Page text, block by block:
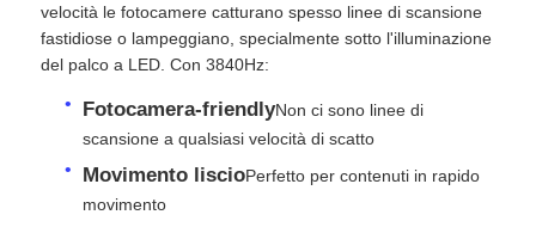
Video
Spettacolo VR
Chi Siamo
velocità le fotocamere catturano spesso linee di scansione
fastidiose o lampeggiano, specialmente sotto l'illuminazione
del palco a LED. Con 3840Hz:
Fotocamera-friendlyNon ci sono linee di
scansione a qualsiasi velocità di scatto
Movimento liscioPerfetto per contenuti in rapido
movimento